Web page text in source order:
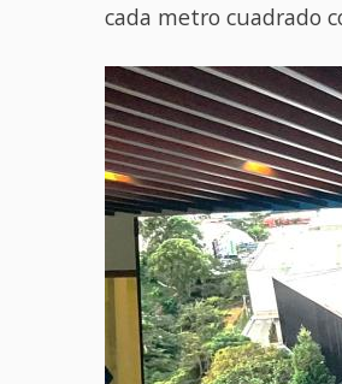
cada metro cuadrado